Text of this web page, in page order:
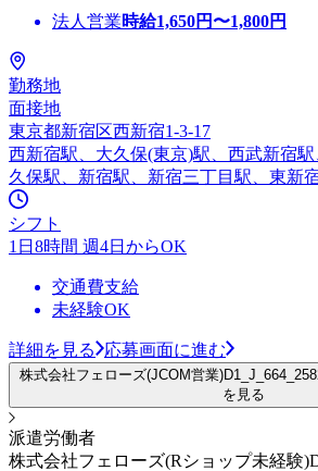
法人営業時給1,650円〜1,800円
勤務地
面接地
東京都新宿区西新宿1-3-17
西新宿駅、大久保(東京)駅、西武新宿
久保駅、新宿駅、新宿三丁目駅、東新
シフト
1日8時間 週4日からOK
交通費支給
未経験OK
詳細を見る 応募画面に進む
株式会社フェローズ(JCOM営業
を見る
派遣労働者
株式会社フェローズ(Rショップ未経験